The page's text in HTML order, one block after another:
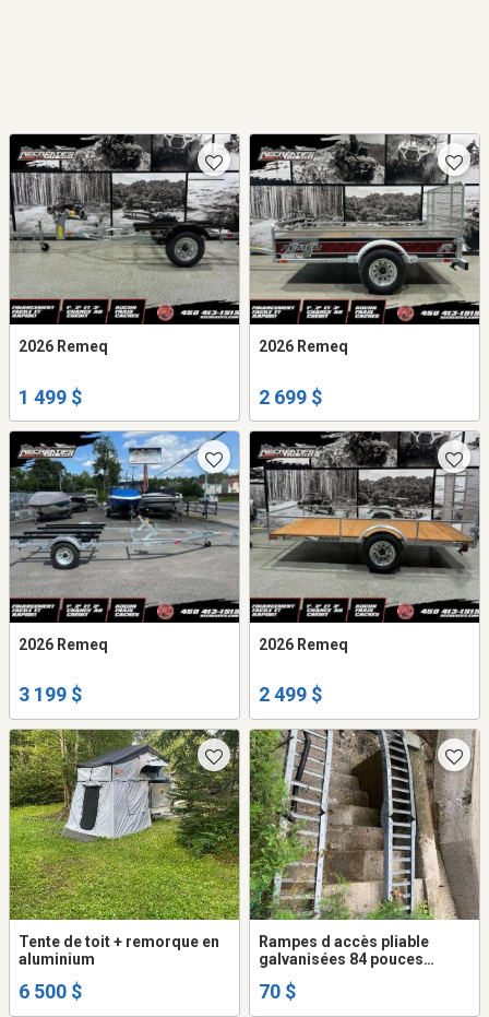
2026 Remeq
1 499 $
2026 Remeq
2 699 $
2026 Remeq
3 199 $
2026 Remeq
2 499 $
Tente de toit + remorque en
aluminium
6 500 $
Rampes d accès pliable
galvanisées 84 pouces
70 $